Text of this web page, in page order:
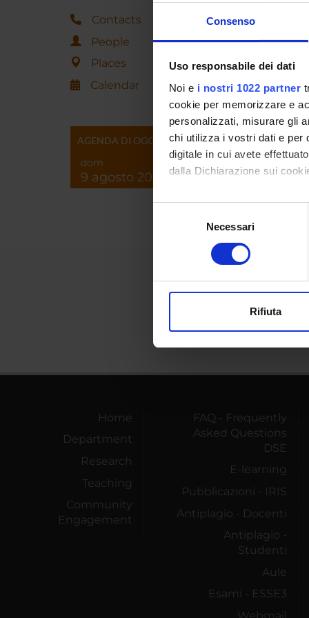
Consenso
Uso responsabile dei dati
Noi e i nostri 1022 partner
cookie per memorizzare e
personalizzati, misurare gli
chi utilizza i vostri dati e per
digitale in cui avete
dalla Dichiarazione sui
Con il tuo consenso,
raccogliere
digitali).
modificare o ritirare il tuo
che hanno raccolto dal tuo
Necessari
Rifiuta
Contacts
People
Places
Calendar
AGENDA DI OGGI
dom
9 agosto 2026
Home
Department
Research
Teaching
Community
Engagement
FAQ - Frequently
Asked Questions
DSE
E-learning
Pubblicazioni - IRIS
Antiplagio - Docenti
Antiplagio -
Studenti
Aule
Esami - ESSE3